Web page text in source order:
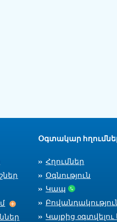
Աշխատանքի ընդունում
Օգտակար
Հղումներ
Օգնություն
Կապ
Կայքից